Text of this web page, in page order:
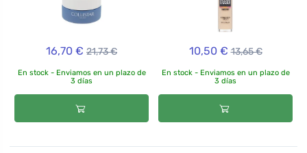
16,70 € 21,73 €
En stock - Enviamos en un plazo de
3 días
10,50 € 13,65 €
En stock - Enviamos en un plazo de
3 días